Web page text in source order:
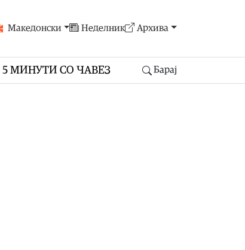
Македонски Неделник Архива
5 МИНУТИ СО ЧАВЕЗ Барај